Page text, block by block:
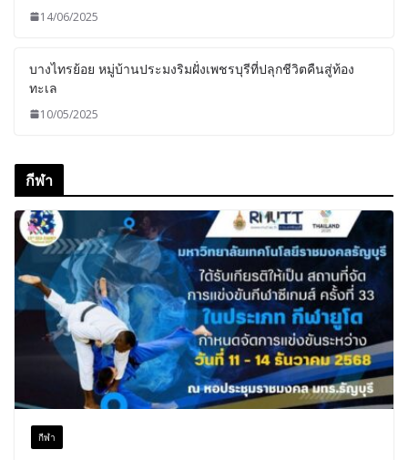
14/06/2025
บางไทรย้อย หมู่บ้านประมงริมฝั่งเพชรบุรีที่ปลุกชีวิตคืนสู่ท้อง
ทะเล
10/05/2025
กีฬา
กีฬา